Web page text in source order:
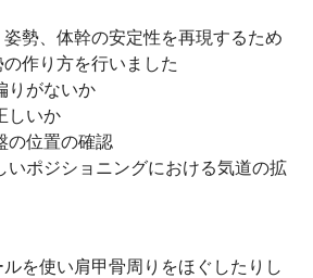
姿勢、体幹の安定性を再現するため
作り方を行いました
がないか
しいか
位置の確認
ポジショニングにおける気道の拡
ルを使い肩甲骨周りをほぐしたりし